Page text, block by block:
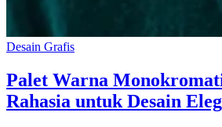
Desain Grafis
Palet Warna
Rahasia untuk Desain